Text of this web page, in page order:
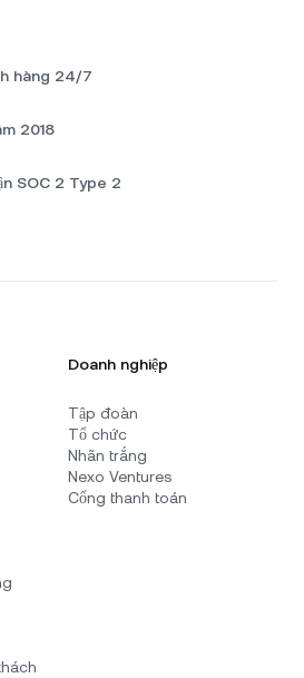
hàng 24/7
2018
SOC 2 Type 2
Doanh nghiệp
Tập đoàn
Tổ chức
Nhãn trắng
Nexo Ventures
Cổng thanh toán